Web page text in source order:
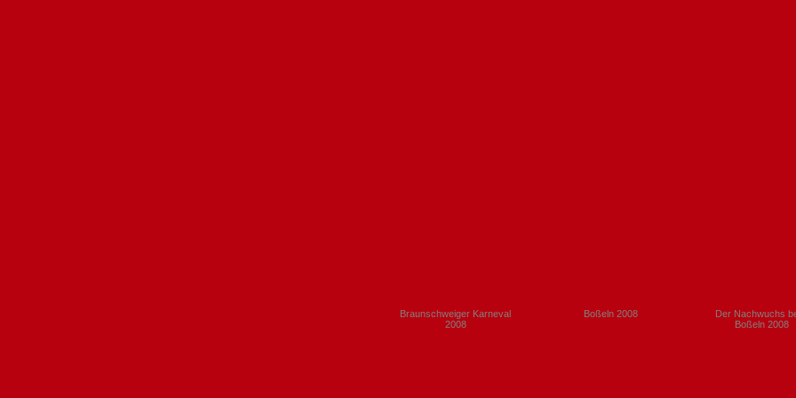
Boßeln 2008
Braunschweiger Karneval
2008
Der Nachwuchs
Boßeln 2008